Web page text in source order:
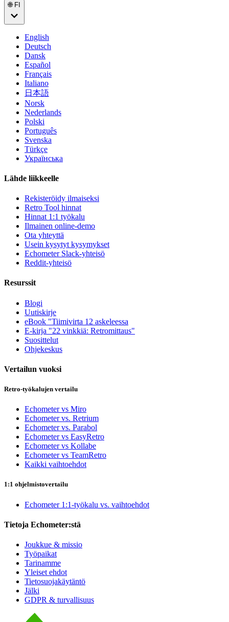
🌐 FI
English
Deutsch
Dansk
Español
Français
Italiano
日本語
Norsk
Nederlands
Polski
Português
Svenska
Türkçe
Українська
Lähde liikkeelle
Rekisteröidy ilmaiseksi
Retro Tool hinnat
Hinnat 1:1 työkalu
Ilmainen online-demo
Ota yhteyttä
Usein kysytyt kysymykset
Echometer Slack-yhteisö
Reddit-yhteisö
Resurssit
Blogi
Uutiskirje
eBook "Tiimivirta 12 askeleessa
E-kirja "22 vinkkiä: Retromittaus"
Suosittelut
Ohjekeskus
Vertailun vuoksi
Retro-työkalujen vertailu
Echometer vs Miro
Echometer vs. Retrium
Echometer vs. Parabol
Echometer vs EasyRetro
Echometer vs Kollabe
Echometer vs TeamRetro
Kaikki vaihtoehdot
1:1 ohjelmistovertailu
Echometer 1:1-työkalu vs. vaihtoehdot
Tietoja Echometer:stä
Joukkue & missio
Työpaikat
Tarinamme
Yleiset ehdot
Tietosuojakäytäntö
Jälki
GDPR & turvallisuus